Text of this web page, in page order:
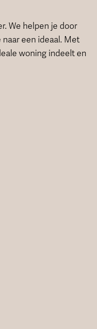
We helpen je door
een ideaal. Met
woning indeelt en